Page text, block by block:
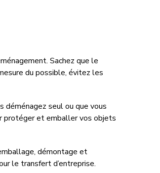
Sachez que le
du possible, évitez les
déménagez seul ou que vous
protéger et emballer vos objets
démontage et
le transfert d’entreprise.